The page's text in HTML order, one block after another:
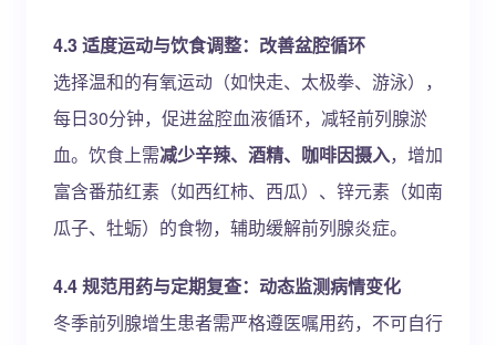
4.3 适度运动与饮食调整：改善盆腔循环
选择温和的有氧运动（如快走、太极拳、游泳），
每日30分钟，促进盆腔血液循环，减轻前列腺淤
血。饮食上需减少辛辣、酒精、咖啡因摄入，增加
富含番茄红素（如西红柿、西瓜）、锌元素（如南
瓜子、牡蛎）的食物，辅助缓解前列腺炎症。
4.4 规范用药与定期复查：动态监测病情变化
冬季前列腺增生患者需严格遵医嘱用药，不可自行